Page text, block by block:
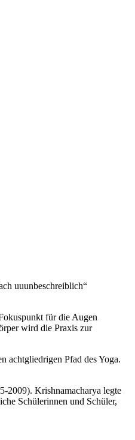
uuunbeschreiblich“
für die Augen
wird die Praxis zur
achtgliedrigen Pfad des Yoga.
2009). Krishnamacharya legte
Schülerinnen und Schüler,